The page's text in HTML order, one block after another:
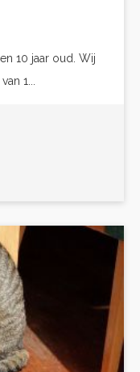
10 jaar oud. Wij
1...